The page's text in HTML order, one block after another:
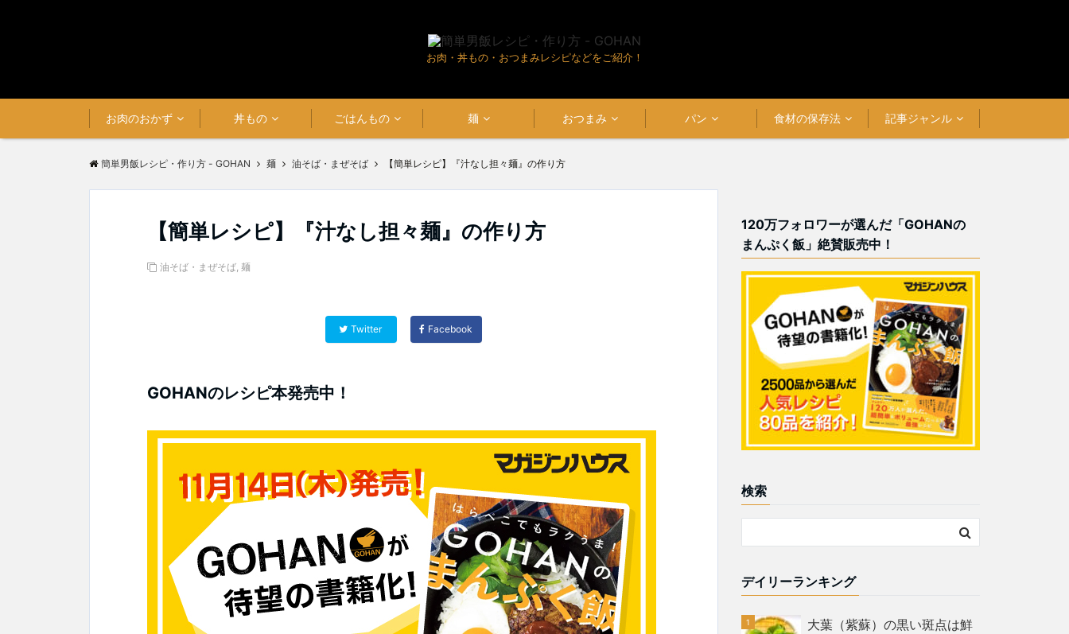
お肉・丼もの・おつまみレシピなどをご紹介！
お肉のおかず 丼もの ごはんもの 麺 おつまみ パン 食材の保存法 記事ジャンル
簡単男飯レシピ・作り方 - GOHAN 麺 油そば・まぜそば 【簡単レシピ】『汁なし担々麺』の作り方
【簡単レシピ】『汁なし担々麺』の作り方
油そば・まぜそば, 麺
Twitter Facebook
GOHANのレシピ本発売中！
120万フォロワーが選んだ「GOHANの
まんぷく飯」絶賛販売中！
検索
デイリーランキング
大葉（紫蘇）の黒い斑点は鮮